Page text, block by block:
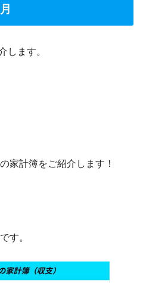
します。
家計簿をご紹介します！
す。